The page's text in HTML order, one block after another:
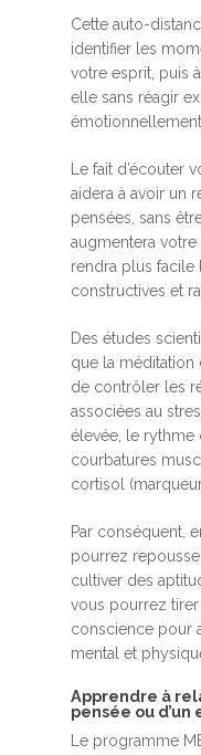
Cette auto-
identifier les
votre esprit, puis
elle sans réagir
émotionnellement.
Le fait d’écouter
aidera à avoir un
pensées, sans
augmentera
rendra plus facile
constructives et
Des études
que la
de contrôler les
associées au
élevée, le rythme
courbatures
cortisol
Par conséquent,
pourrez
cultiver des
vous pourrez
conscience pour
mental et
Apprendre à
pensée ou
Le programme